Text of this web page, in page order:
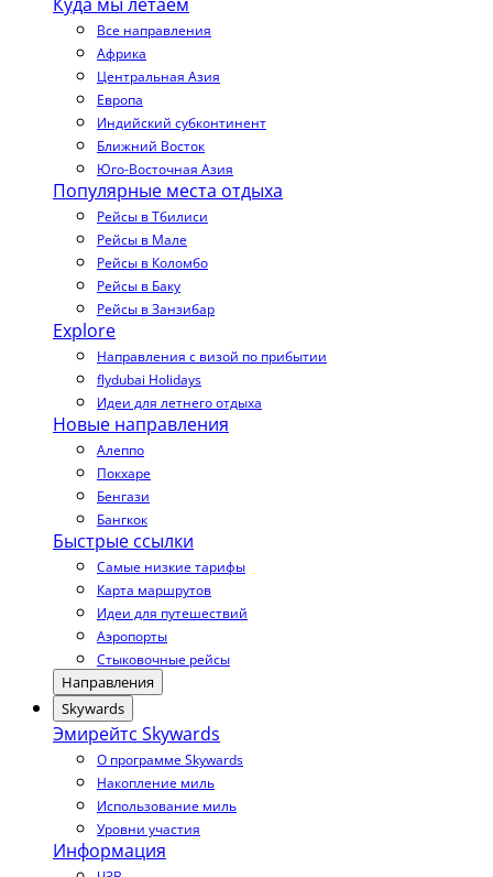
Все направления
Африка
Центральная Азия
Европа
Индийский субконтинент
Ближний Восток
Юго-Восточная Азия
Популярные места отдыха
Рейсы в Тбилиси
Рейсы в Мале
Рейсы в Коломбо
Рейсы в Баку
Рейсы в Занзибар
Explore
Направления с визой по прибытии
flydubai Holidays
Идеи для летнего отдыха
Новые направления
Алеппо
Покхаре
Бенгази
Бангкок
Быстрые ссылки
Самые низкие тарифы
Карта маршрутов
Идеи для путешествий
Аэропорты
Стыковочные рейсы
Направления
Skywards
Эмирейтс Skywards
О программе Skywards
Накопление миль
Использование миль
Уровни участия
Информация